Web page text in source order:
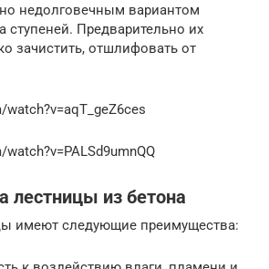
недолговечным вариантом
ступеней. Предварительно их
зачистить, отшлифовать от
лестницы из бетона
имеют следующие преимущества: